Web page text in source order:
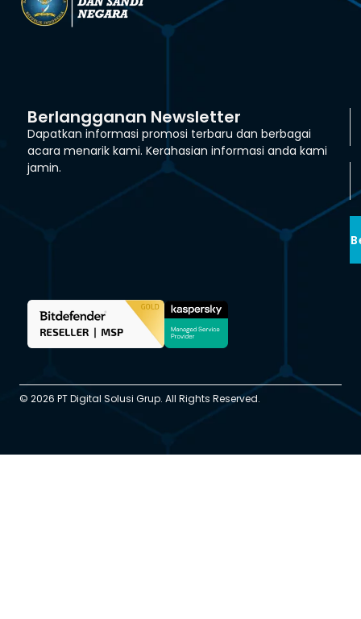
Berlangganan Newsletter
Dapatkan informasi promosi terbaru dan berbagai
acara menarik kami. Kerahasian informasi anda kami
jamin.
© 2026 PT Digital Solusi Grup. All Rights Reserved.